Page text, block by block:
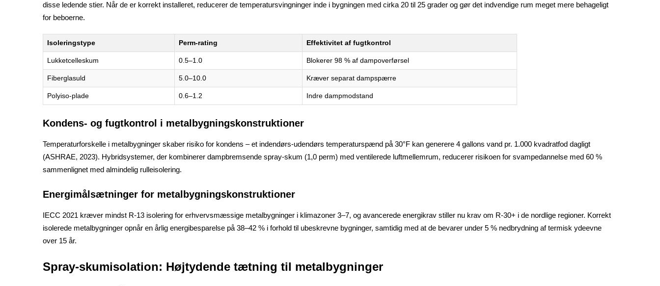
disse ledende stier. Når de er korrekt installeret, reducerer de temperatursvingninger inde i bygningen med cirka 20 til 25 grader og gør det indvendige rum meget mere behageligt
for beboerne.
Isoleringstype Perm-rating Effektivitet af fugtkontrol
Lukketcelleskum 0.5–1.0 Blokerer 98 % af dampoverførsel
Fiberglasuld 5.0–10.0 Kræver separat dampspærre
Polyiso-plade 0.6–1.2 Indre dampmodstand
Kondens- og fugtkontrol i metalbygningskonstruktioner
Temperaturforskelle i metalbygninger skaber risiko for kondens – et indendørs-udendørs temperaturspænd på 30°F kan generere 4 gallons vand pr. 1.000 kvadratfod dagligt
(ASHRAE, 2023). Hybridsystemer, der kombinerer dampbremsende spray-skum (⁠1,0 perm) med ventilerede luftmellemrum, reducerer risikoen for svampedannelse med 60 %
sammenlignet med almindelig rulleisolering.
Energimålsætninger for metalbygningskonstruktioner
IECC 2021 kræver mindst R-13 isolering for erhvervsmæssige metalbygninger i klimazoner 3–7, og avancerede energikrav stiller nu krav om R-30+ i de nordlige regioner. Korrekt
isolerede metalbygninger opnår en årlig energibesparelse på 38–42 % i forhold til ubeskrevne bygninger, samtidig med at de bevarer under 5 % nedbrydning af termisk ydeevne
over 15 år.
Spray-skumisolation: Højtydende tætning til metalbygninger